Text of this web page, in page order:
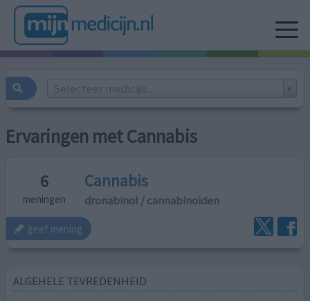
Selecteer medicijn...
Ervaringen met Cannabis
6
meningen
Cannabis
dronabinol / cannabinoiden
geef mening
ALGEHELE TEVREDENHEID